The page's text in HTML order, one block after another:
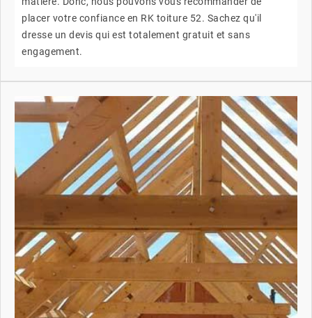
placer votre confiance en RK toiture 52. Sachez qu'il
dresse un devis qui est totalement gratuit et sans
engagement.